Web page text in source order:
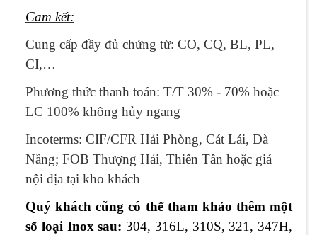
Cam kết:
Cung cấp đầy đủ chứng từ: CO, CQ, BL, PL,
CI,…
Phương thức thanh toán: T/T 30% - 70% hoặc
LC 100% không hủy ngang
Incoterms: CIF/CFR Hải Phòng, Cát Lái, Đà
Nẵng; FOB Thượng Hải, Thiên Tân hoặc giá
nội địa tại kho khách
Quý khách cũng có thể tham khảo thêm một
số loạiInox sau: 304, 316L, 310S, 321, 347H,